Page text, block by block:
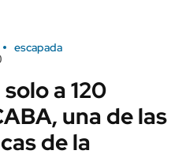
escapada
a 120
una de las
de la